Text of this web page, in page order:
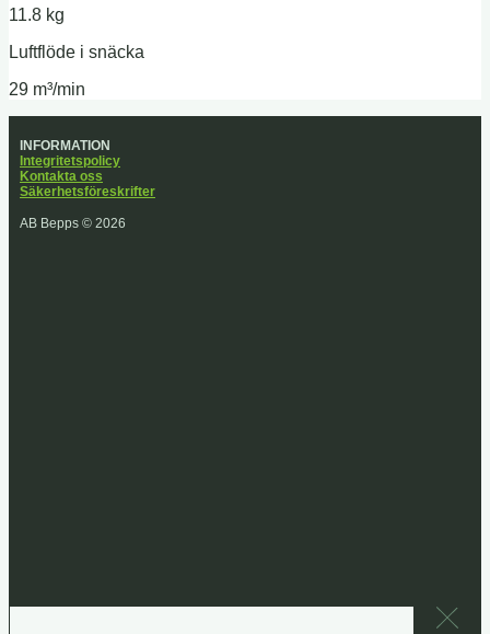
11.8 kg
Luftflöde i snäcka
29 m³/min
INFORMATION
Integritetspolicy
Kontakta oss
Säkerhetsföreskrifter
AB Bepps © 2026